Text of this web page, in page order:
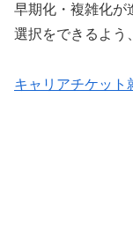
早期化・複雑化が
選択をできるよう
キャリアチケット